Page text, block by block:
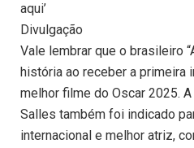
aqui’
Divulgação
Vale lembrar que o brasileiro
história ao receber a primeira
melhor filme do Oscar 2025.
Salles também foi indicado
internacional e melhor atriz,